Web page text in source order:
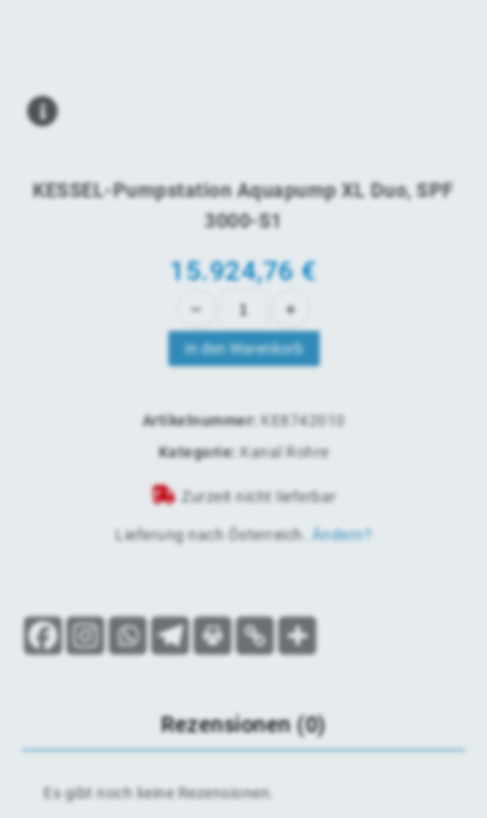
KESSEL-Pumpstation Aquapump XL Duo, SPF
3000-S1
15.924,76€
In den Warenkorb
Artikelnummer: KE8742010
Kategorie: Kanal Rohre
Zurzeit nicht lieferbar
Lieferung nach Österreich Ändern?
Rezensionen (0)
Es gibt noch keine Rezensionen.